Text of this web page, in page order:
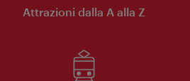
Attrazioni dalla A alla Z